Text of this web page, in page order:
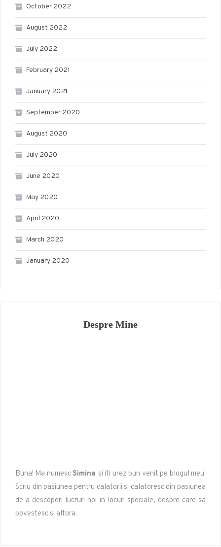
October 2022
August 2022
July 2022
February 2021
January 2021
September 2020
August 2020
July 2020
June 2020
May 2020
April 2020
March 2020
January 2020
Despre Mine
Buna! Ma numesc Simina si iti urez bun venit pe blogul meu.
Scriu din pasiunea pentru calatorii si calatoresc din pasiunea
de a descoperi lucruri noi in locuri speciale, despre care sa
povestesc si altora.